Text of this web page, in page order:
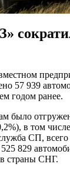
57 939
годом ранее.
было
в том
СП, всего
829
страны СНГ.